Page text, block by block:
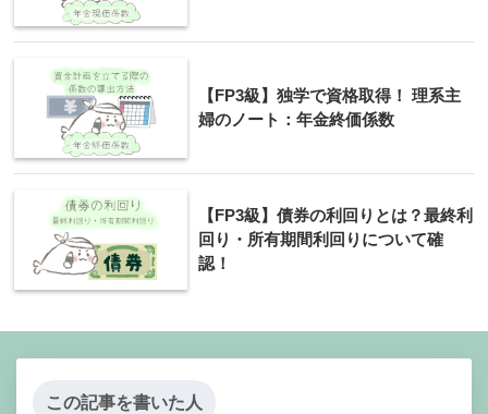
【FP3級】独学で資格取得！ 理系主
婦のノート：年金終価係数
【FP3級】債券の利回りとは？最終利
回り・所有期間利回りについて確
認！
この記事を書いた人